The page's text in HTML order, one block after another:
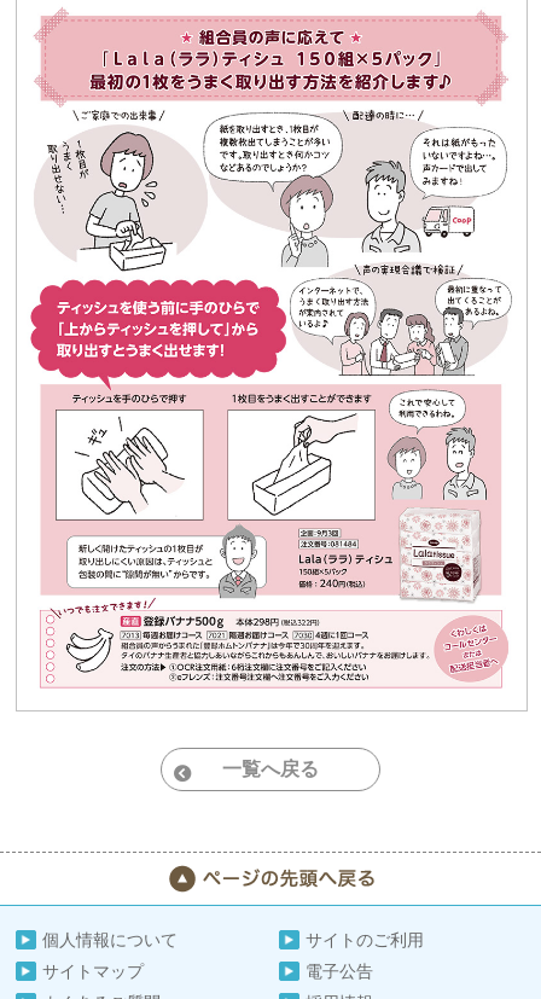
一覧へ戻る
個人情報について
サイトのご利用
サイトマップ
電子公告